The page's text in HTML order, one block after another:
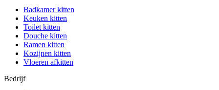
Badkamer kitten
Keuken kitten
Toilet kitten
Douche kitten
Ramen kitten
Kozijnen kitten
Vloeren afkitten
Bedrijf